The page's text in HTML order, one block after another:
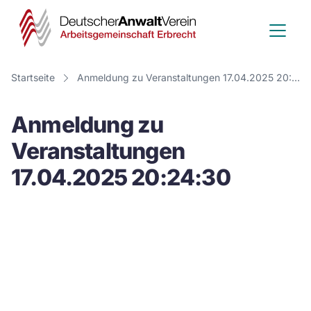
Deutscher
Anwalt
Verein
Startseite Anmeldung zu Veranstaltungen 17.04.2025 20:24:30
Anmeldung zu
Veranstaltungen
17.04.2025 20:24:30